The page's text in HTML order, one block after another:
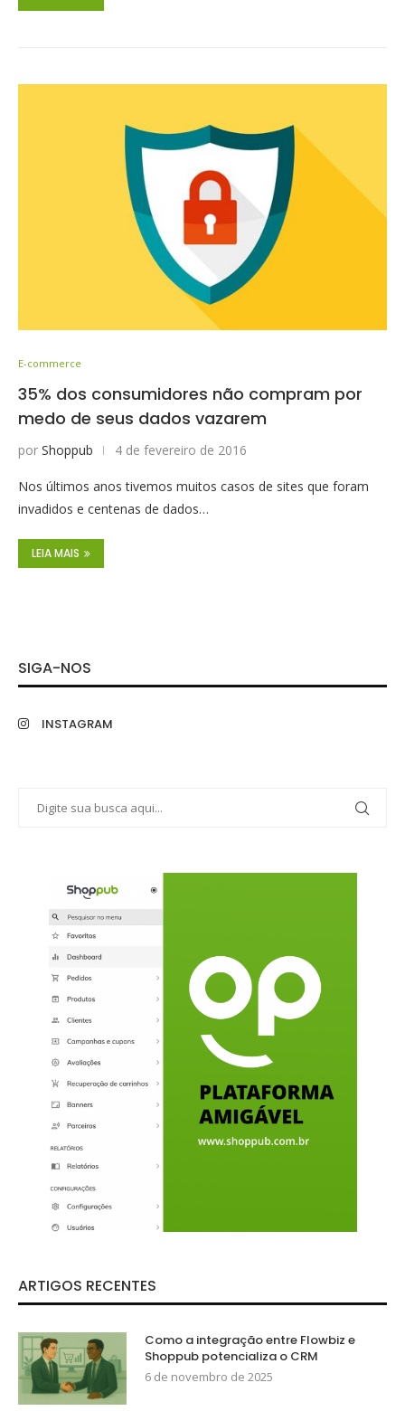
E-commerce
35% dos consumidores não compram por
medo de seus dados vazarem
por Shoppub 4 de fevereiro de 2016
Nos últimos anos tivemos muitos casos de sites que foram
invadidos e centenas de dados…
LEIA MAIS
SIGA-NOS
INSTAGRAM
ARTIGOS RECENTES
Como a integração entre Flowbiz e
Shoppub potencializa o CRM
6 de novembro de 2025